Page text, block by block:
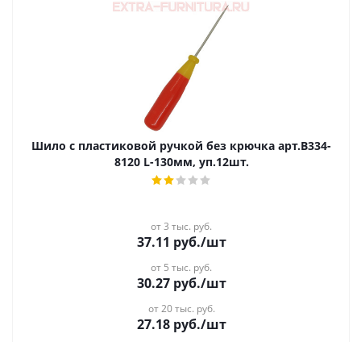
Шило c пластиковой ручкой без крючка арт.В334-
8120 L-130мм, уп.12шт.
от 3 тыс. руб.
37.11 руб./шт
от 5 тыс. руб.
30.27руб./шт
от 20 тыс. руб.
27.18руб./шт